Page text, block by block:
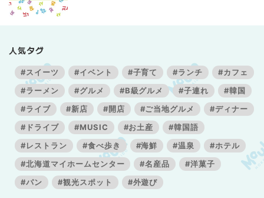
人気タグ
#スイーツ #イベント #子育て #ランチ
#カフェ
#ラーメン
#グルメ #B級グルメ #子連れ
#韓国
#ライブ
#新店 #開店 #ご当地グルメ
#ディナー
#ドライブ
#MUSIC #お土産
#韓国語
#レストラン
#食べ歩き #海鮮 #温泉
#ホテル
#北海道マイホームセンター
#名産品
#洋菓子
#パン
#観光スポット #外遊び